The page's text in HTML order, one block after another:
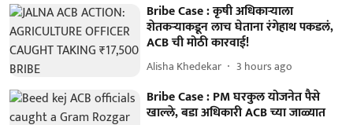
Bribe Case : कृषी अधिकाऱ्याला
शेतकऱ्याकडून लाच घेताना रंगेहाथ पकडलं,
ACB ची मोठी कारवाई!
Alisha Khedekar 3 hours ago
Bribe Case : PM घरकुल योजनेत पैसे
खाल्ले, बडा अधिकारी ACB च्या जाळ्यात